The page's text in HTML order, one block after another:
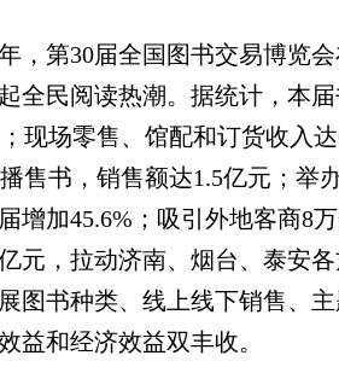
第30届全国图书交易博览会
全民阅读热潮。据统计，本
现场零售、馆配和订货收入
售书，销售额达1.5亿元；举
增加45.6%；吸引外地客商8
元，拉动济南、烟台、泰安
图书种类、线上线下销售、
益和经济效益双丰收。